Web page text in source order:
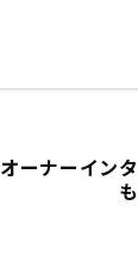
オーナーイン